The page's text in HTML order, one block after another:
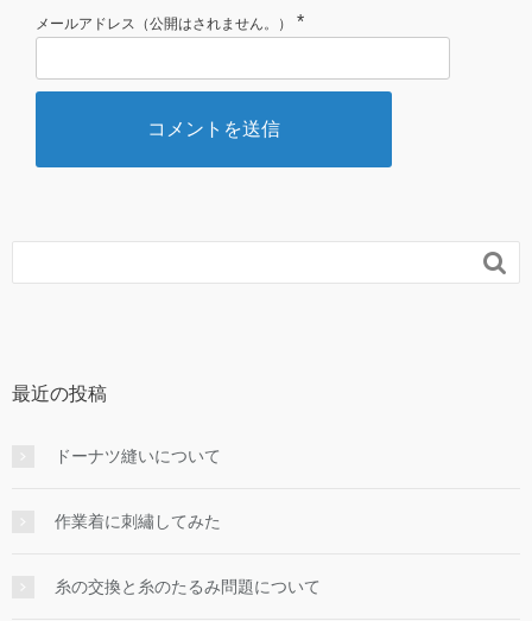
メールアドレス（公開はされません。） *

最近の投稿
ドーナツ縫いについて
作業着に刺繡してみた
糸の交換と糸のたるみ問題について